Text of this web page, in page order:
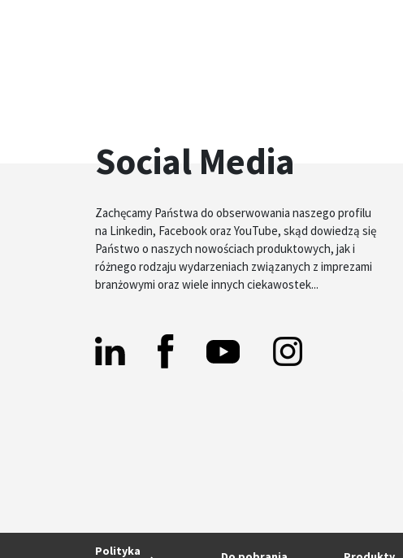
Social Media
Zachęcamy Państwa do obserwowania naszego profilu
na Linkedin, Facebook oraz YouTube, skąd dowiedzą się
Państwo o naszych nowościach produktowych, jak i
różnego rodzaju wydarzeniach związanych z imprezami
branżowymi oraz wiele innych ciekawostek...
Linkedin Facebook Yt Instagram
Polityka